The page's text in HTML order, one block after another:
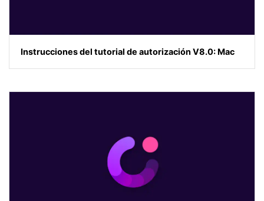
Instrucciones del tutorial de autorización V8.0: Mac